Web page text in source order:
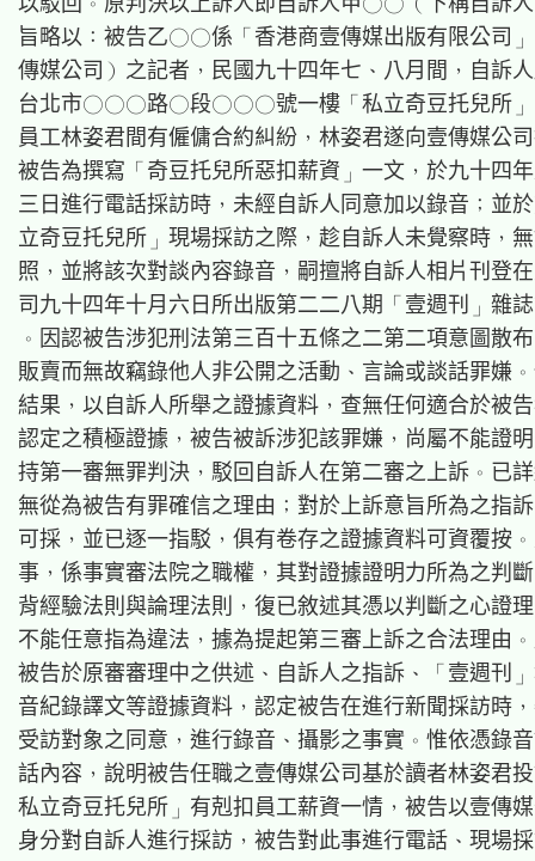
以駁回。原判決以上訴人即自訴人甲○○（下稱自訴
旨略以：被告乙○○係「香港商壹傳媒出版有限公司
傳媒公司）之記者，民國九十四年七、八月間，自訴
台北市○○○路○段○○○號一樓「私立奇豆托兒所」
員工林姿君間有僱傭合約糾紛，林姿君遂向壹傳媒公
被告為撰寫「奇豆托兒所惡扣薪資」一文，於九十四
三日進行電話採訪時，未經自訴人同意加以錄音；並
立奇豆托兒所」現場採訪之際，趁自訴人未覺察時，
照，並將該次對談內容錄音，嗣擅將自訴人相片刊登
司九十四年十月六日所出版第二二八期「壹週刊」雜
。因認被告涉犯刑法第三百十五條之二第二項意圖散
販賣而無故竊錄他人非公開之活動、言論或談話罪嫌
結果，以自訴人所舉之證據資料，查無任何適合於被
認定之積極證據，被告被訴涉犯該罪嫌，尚屬不能證
持第一審無罪判決，駁回自訴人在第二審之上訴。已
無從為被告有罪確信之理由；對於上訴意旨所為之指
可採，並已逐一指駁，俱有卷存之證據資料可資覆按
事，係事實審法院之職權，其對證據證明力所為之判
背經驗法則與論理法則，復已敘述其憑以判斷之心證
不能任意指為違法，據為提起第三審上訴之合法理由
被告於原審審理中之供述、自訴人之指訴、「壹週刊
音紀錄譯文等證據資料，認定被告在進行新聞採訪時
受訪對象之同意，進行錄音、攝影之事實。惟依憑錄
話內容，說明被告任職之壹傳媒公司基於讀者林姿君
私立奇豆托兒所」有剋扣員工薪資一情，被告以壹傳
身分對自訴人進行採訪，被告對此事進行電話、現場